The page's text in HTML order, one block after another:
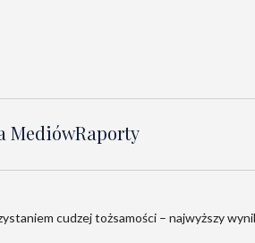
MediówRaporty
cudzej tożsamości – najwyższy